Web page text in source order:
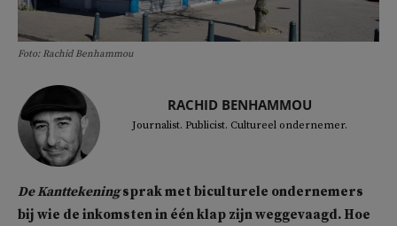
Foto: Rachid Benhammou
RACHID BENHAMMOU
Journalist. Publicist. Cultureel ondernemer.
De Kanttekeningsprak met biculturele ondernemers
bij wie de inkomsten in één klap zijn weggevaagd. Hoe